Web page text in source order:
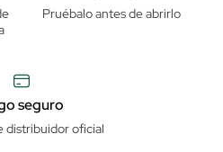
Pruébalo antes de abrirlo
seguro
distribuidor oficial